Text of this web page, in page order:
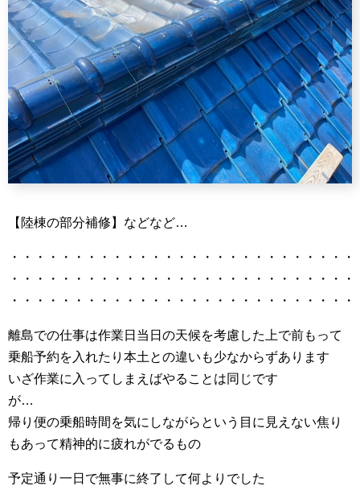
【陸棟の部分補修】などなど…
・・・・・・・・・・・・・・・・・・・・・・・・・・
・・・・・・・・・・・・・・・・・・・・・・・・・・
・・・・・・・・・・・・・・・・・・・・・・・・・・
離島での仕事は作業日当日の天候を考慮した上で前もって
乗船予約を入れたり本土との違いも少なからずあります
いざ作業に入ってしまえばやることは同じです
が…
帰り便の乗船時間を気にしながらという目に見えない焦り
もあって精神的に疲れがでるもの
予定通り一日で無事に終了して何よりでした